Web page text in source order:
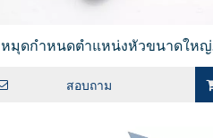
หมุดกำหนดตำแหน่งหัวขนาดใหญ่
ปลายทรงกลม/หัวเพชร เกลียวต๊าป
เกลียว JPQTBB
สอบถาม